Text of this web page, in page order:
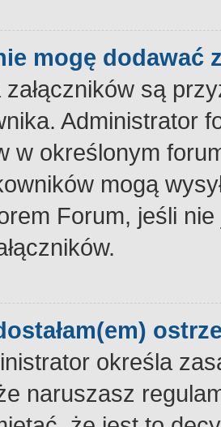
mogę dodawać
są
Administrator
w określonym
mogą
Forum, jeśli
określa
naruszasz